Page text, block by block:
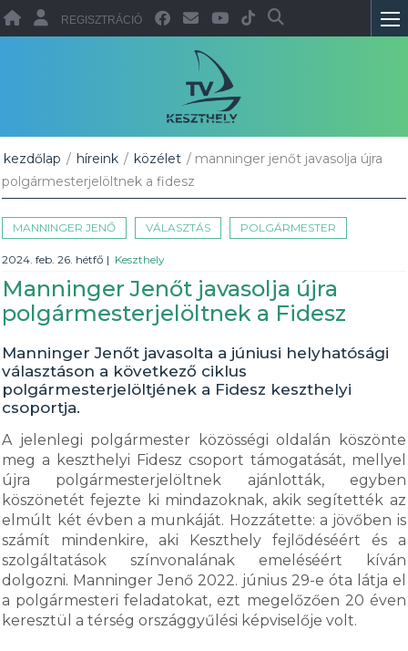
REGISZTRÁCIÓ
kezdőlap / híreink / közélet / manninger jenőt javasolja újra
polgármesterjelöltnek a fidesz
MANNINGER JENŐ VÁLASZTÁS POLGÁRMESTER
2024. feb. 26. hétfő | Keszthely
Manninger Jenőt javasolja újra
polgármesterjelöltnek a Fidesz
Manninger Jenőt javasolta a júniusi helyhatósági
választáson a következő ciklus
polgármesterjelöltjének a Fidesz keszthelyi
csoportja.
A jelenlegi polgármester közösségi oldalán köszönte
meg a keszthelyi Fidesz csoport támogatását, mellyel
újra polgármesterjelöltnek ajánlották, egyben
köszönetét fejezte ki mindazoknak, akik segítették az
elmúlt két évben a munkáját. Hozzátette: a jövőben is
számít mindenkire, aki Keszthely fejlődéséért és a
szolgáltatások színvonalának emeléséért kíván
dolgozni. Manninger Jenő 2022. június 29-e óta látja el
a polgármesteri feladatokat, ezt megelőzően 20 éven
keresztül a térség országgyűlési képviselője volt.